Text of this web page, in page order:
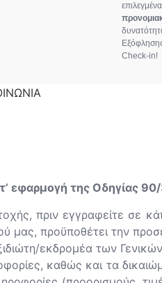
Check-in!
εφαρμογή της Οδηγίας
πριν εγγραφείτε σε
μας, προϋποθέτει την
εκδρομέα των
καθώς και τα